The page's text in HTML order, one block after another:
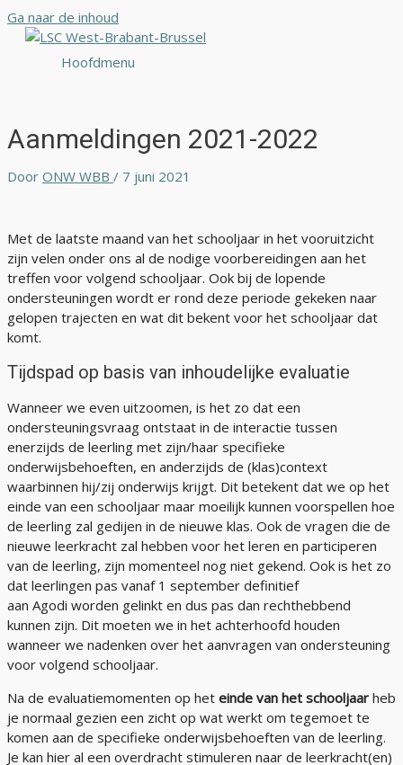
Ga naar de inhoud
Hoofdmenu
Aanmeldingen 2021-2022
Door ONW WBB / 7 juni 2021
Met de laatste maand van het schooljaar in het vooruitzicht
zijn velen onder ons al de nodige voorbereidingen aan het
treffen voor volgend schooljaar. Ook bij de lopende
ondersteuningen wordt er rond deze periode gekeken naar
gelopen trajecten en wat dit bekent voor het schooljaar dat
komt.
Tijdspad op basis van inhoudelijke evaluatie
Wanneer we even uitzoomen, is het zo dat een
ondersteuningsvraag ontstaat in de interactie tussen
enerzijds de leerling met zijn/haar specifieke
onderwijsbehoeften, en anderzijds de (klas)context
waarbinnen hij/zij onderwijs krijgt. Dit betekent dat we op het
einde van een schooljaar maar moeilijk kunnen voorspellen hoe
de leerling zal gedijen in de nieuwe klas. Ook de vragen die de
nieuwe leerkracht zal hebben voor het leren en participeren
van de leerling, zijn momenteel nog niet gekend. Ook is het zo
dat leerlingen pas vanaf 1 september definitief
aan Agodi worden gelinkt en dus pas dan rechthebbend
kunnen zijn. Dit moeten we in het achterhoofd houden
wanneer we nadenken over het aanvragen van ondersteuning
voor volgend schooljaar.
Na de evaluatiemomenten op het einde van het schooljaar heb
je normaal gezien een zicht op wat werkt om tegemoet te
komen aan de specifieke onderwijsbehoeften van de leerling.
Je kan hier al een overdracht stimuleren naar de leerkracht(en)